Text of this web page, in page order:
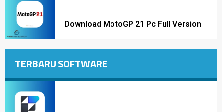
Download MotoGP 21 Pc Full Version
TERBARU SOFTWARE